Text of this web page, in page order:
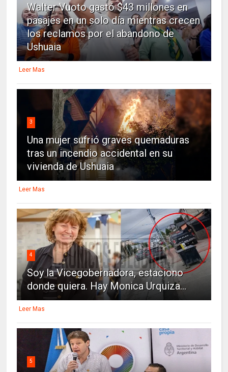
Walter Vuoto gastó $43 millones en
pasajes en un solo día mientras crecen
los reclamos por el abandono de
Ushuaia
Leer Mas
3
Una mujer sufrió graves quemaduras
tras un incendio accidental en su
vivienda de Ushuaia
Leer Mas
4
Soy la Vicegobernadora, estaciono
donde quiera. Hay Monica Urquiza...
Leer Mas
5